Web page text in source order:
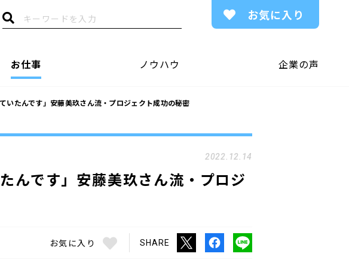
お仕事 ノウハウ 企業の声
お気に入り
いたんです」安藤美玖さん流・プロジェクト成功の秘密
んです」安藤美玖さん流・プロジ
2022.12.14
お気に入り SHARE